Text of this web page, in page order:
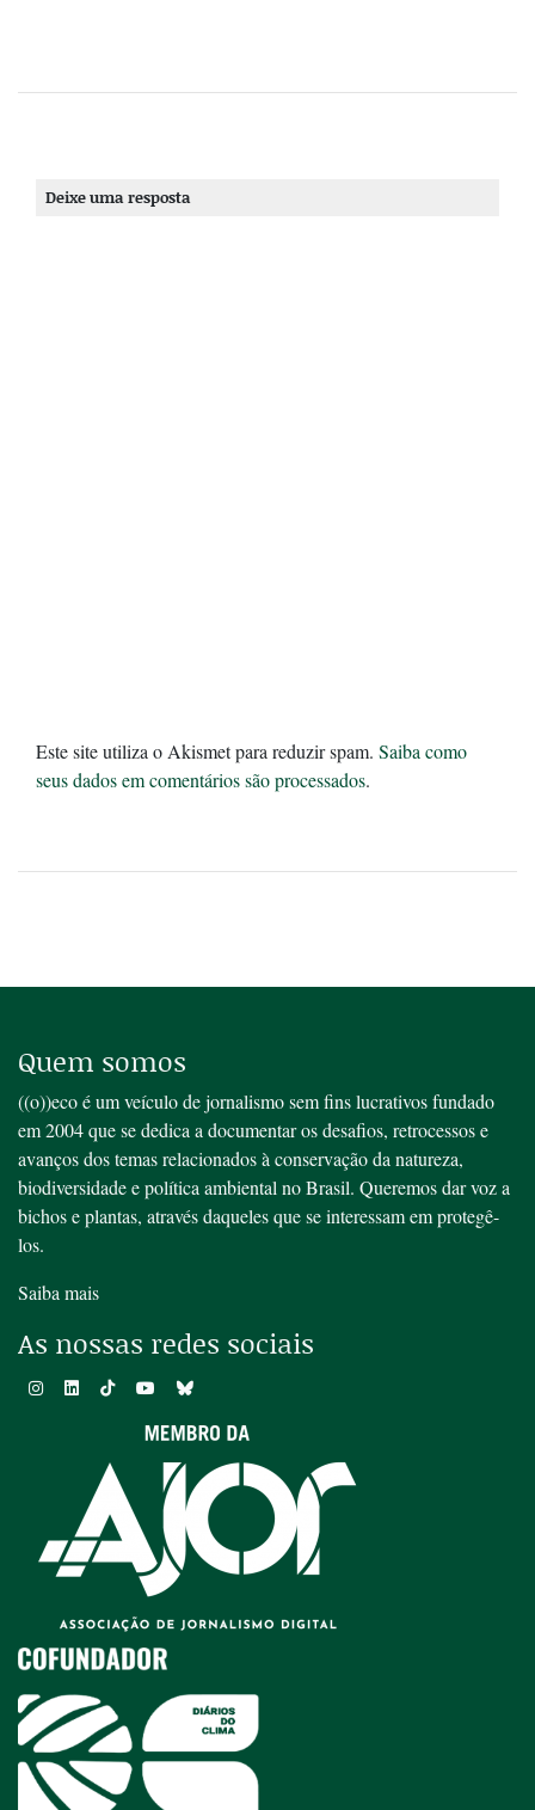
Deixe uma resposta
Este site utiliza o Akismet para reduzir spam. Saiba como
seus dados em comentários são processados.
Quem somos
((o))eco é um veículo de jornalismo sem fins lucrativos fundado
em 2004 que se dedica a documentar os desafios, retrocessos e
avanços dos temas relacionados à conservação da natureza,
biodiversidade e política ambiental no Brasil. Queremos dar voz a
bichos e plantas, através daqueles que se interessam em protegê-
los.
Saiba mais
As nossas redes sociais